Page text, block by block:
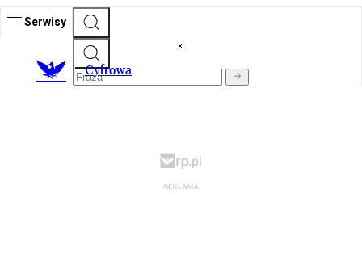
Serwisy
Cyfrowa